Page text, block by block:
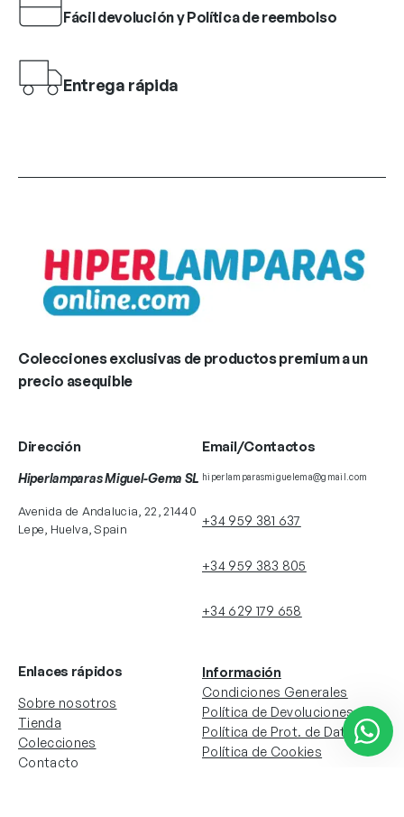
Fácil devolución y Política de reembolso
Entrega rápida
Colecciones exclusivas de productos premium a un
precio asequible
Dirección
Hiperlamparas Miguel-Gema SL
Avenida de Andalucia, 22, 21440
Lepe, Huelva, Spain
Email/Contactos
hiperlamparasmiguelema@gmail.com
+34 959 381 637
+34 959 383 805
+34 629 179 658
Enlaces rápidos
Sobre nosotros
Tienda
Colecciones
Contacto
Información
Condiciones Generales
Política de Devoluciones
Política de Prot. de Datos
Política de Cookies